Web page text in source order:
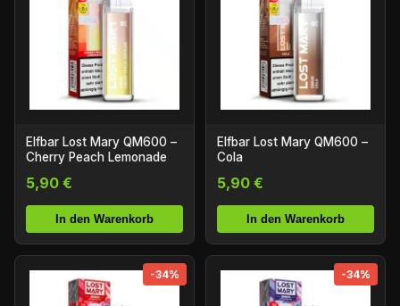
Elfbar Lost Mary QM600 –
Cherry Peach Lemonade
5,90 €
In den Warenkorb
Elfbar Lost Mary QM600 –
Cola
5,90 €
In den Warenkorb
-34% -34%